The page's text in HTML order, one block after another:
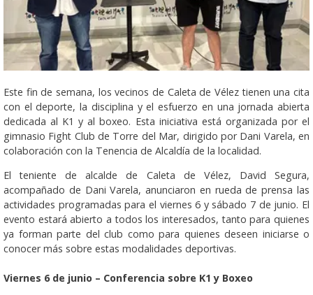
Este fin de semana, los vecinos de Caleta de Vélez tienen una cita
con el deporte, la disciplina y el esfuerzo en una jornada abierta
dedicada al K1 y al boxeo. Esta iniciativa está organizada por el
gimnasio Fight Club de Torre del Mar, dirigido por Dani Varela, en
colaboración con la Tenencia de Alcaldía de la localidad.
El teniente de alcalde de Caleta de Vélez, David Segura,
acompañado de Dani Varela, anunciaron en rueda de prensa las
actividades programadas para el viernes 6 y sábado 7 de junio. El
evento estará abierto a todos los interesados, tanto para quienes
ya forman parte del club como para quienes deseen iniciarse o
conocer más sobre estas modalidades deportivas.
Viernes 6 de junio – Conferencia sobre K1 y Boxeo